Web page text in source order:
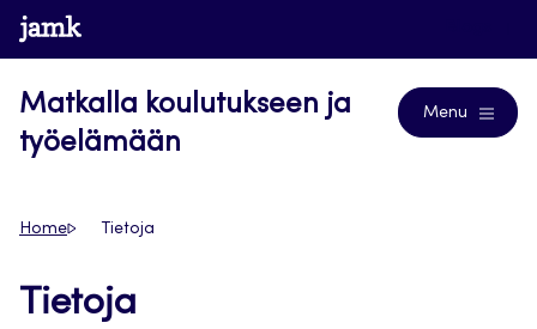
Siirry
suoraan
www.jamk.fi
Matkalla koulutukseen ja
työelämään
Menu
Home Tietoja
Tietoja